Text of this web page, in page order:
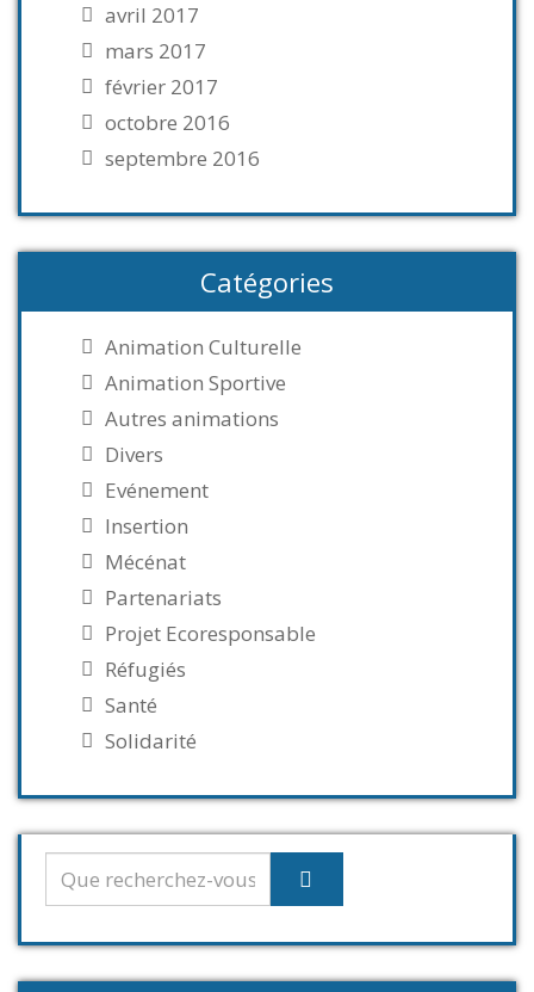
avril 2017
mars 2017
février 2017
octobre 2016
septembre 2016
Catégories
Animation Culturelle
Animation Sportive
Autres animations
Divers
Evénement
Insertion
Mécénat
Partenariats
Projet Ecoresponsable
Réfugiés
Santé
Solidarité